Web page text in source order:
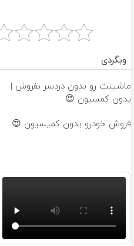
وبگردی
ماشینت رو بدون دردسر بفروش |
بدون کمسیون 😍
فروش خودرو بدون کمیسیون 😍